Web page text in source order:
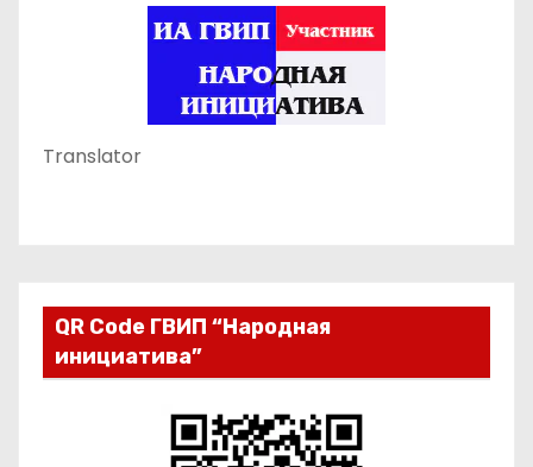
Translator
QR Code ГВИП “Народная
инициатива”